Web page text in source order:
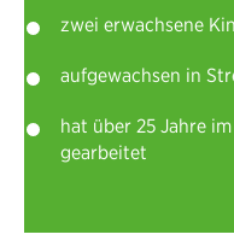
zwei erwachsene
aufgewachsen in
hat über 25 Jahre
gearbeitet